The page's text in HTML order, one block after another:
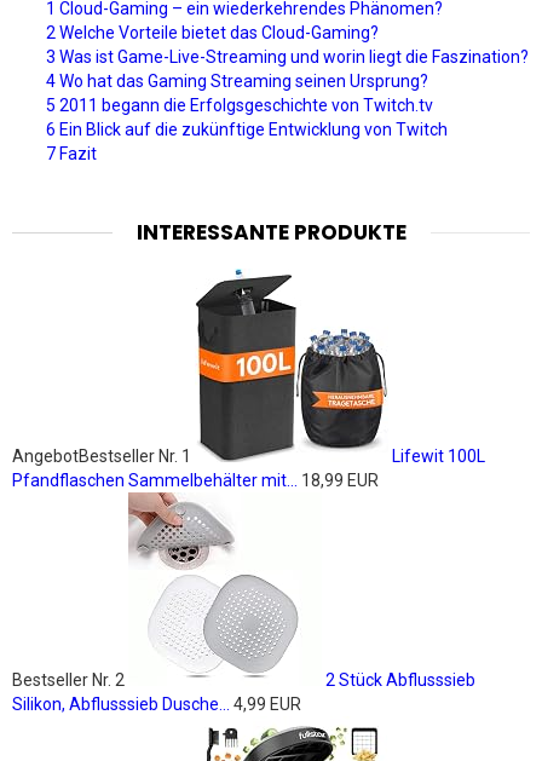
1 Cloud-Gaming – ein wiederkehrendes Phänomen?
2 Welche Vorteile bietet das Cloud-Gaming?
3 Was ist Game-Live-Streaming und worin liegt die Faszination?
4 Wo hat das Gaming Streaming seinen Ursprung?
5 2011 begann die Erfolgsgeschichte von Twitch.tv
6 Ein Blick auf die zukünftige Entwicklung von Twitch
7 Fazit
INTERESSANTE PRODUKTE
AngebotBestseller Nr. 1
Lifewit 100L
Pfandflaschen Sammelbehälter mit...
18,99 EUR
Bestseller Nr. 2
2 Stück Abflusssieb
Silikon, Abflusssieb Dusche...
4,99 EUR